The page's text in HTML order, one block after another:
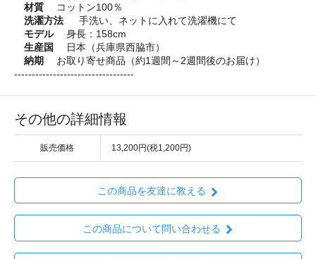
材質 コットン100％
洗濯方法 手洗い、ネットに入れて洗濯機にて
モデル身長：158cm
生産国
日本（兵庫県西脇市）
納期
お取り寄せ商品（約1週間～2週間後のお届け）
----------------------------------
その他の詳細情報
販売価格 13,200円(税1,200円)
この商品を友達に教える
この商品について問い合わせる